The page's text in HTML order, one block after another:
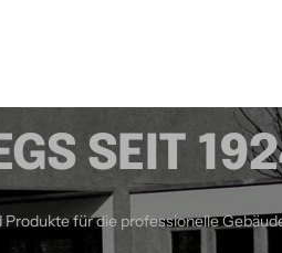
SEIT
für die professionelle